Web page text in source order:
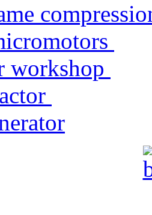
workshop